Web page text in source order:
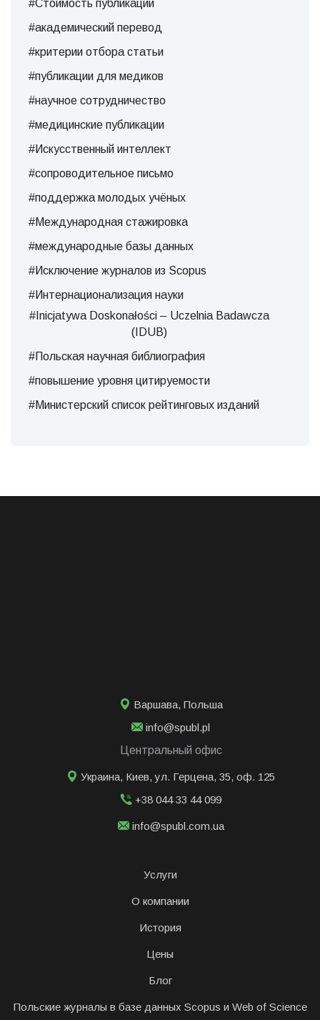
#Стоимость публикации
#академический перевод
#критерии отбора статьи
#публикации для медиков
#научное сотрудничество
#медицинские публикации
#Искусственный интеллект
#сопроводительное письмо
#поддержка молодых учёных
#Международная стажировка
#международные базы данных
#Исключение журналов из Scopus
#Интернационализация науки
#Inicjatywa Doskonałości – Uczelnia Badawcza
(IDUB)
#Польская научная библиография
#повышение уровня цитируемости
#Министерский список рейтинговых изданий
Варшава, Польша
info@spubl.pl
Центральный офис
Украина, Киев, ул. Герцена, 35, оф. 125
+38 044 33 44 099
info@spubl.com.ua
Услуги
О компании
История
Цены
Блог
Польские журналы в базе данных Scopus и Web of Science